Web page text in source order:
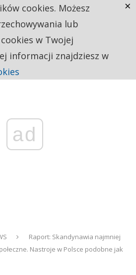
ad
Raport: Skandynawia najmniej
Nastroje w Polsce podobne jak
cookies. Możesz
lub
w Twojej
informacji znajdziesz w
×